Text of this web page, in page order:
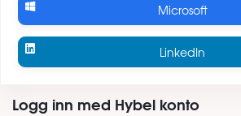
Microsoft
LinkedIn
Logg inn med Hybel konto